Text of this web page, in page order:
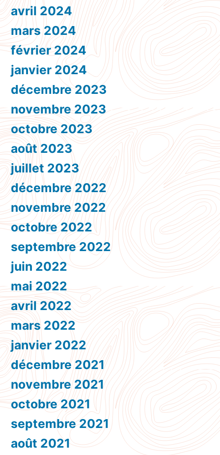
avril 2024
mars 2024
février 2024
janvier 2024
décembre 2023
novembre 2023
octobre 2023
août 2023
juillet 2023
décembre 2022
novembre 2022
octobre 2022
septembre 2022
juin 2022
mai 2022
avril 2022
mars 2022
janvier 2022
décembre 2021
novembre 2021
octobre 2021
septembre 2021
août 2021